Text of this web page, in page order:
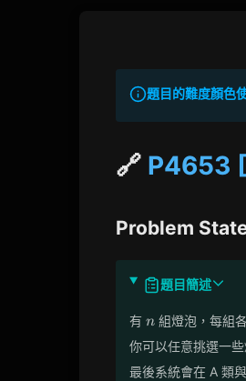
題目的難度顏色
🔗 P4653
Problem
題目簡述
有 n
n 組燈泡，每組
你可以任意挑選一
最後系統會在 A 類